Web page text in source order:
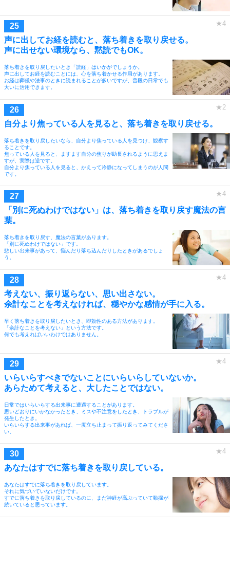
声に出してお経を読むと、落ち着きを取り戻せる。
声に出せない環境なら、黙読でもOK。
落ち着きを取り戻したいとき「読経」はいかがでしょうか。
声に出してお経を読むことには、心を落ち着かせる作用があります。
お経は葬儀や法事のときに読まれることが多いですが、普段の日常でも
大いに活用できます。
自分より焦っている人を見ると、落ち着きを取り戻せる。
落ち着きを取り戻したいなら、自分より焦っている人を見つけ、観察す
ることです。
焦っている人を見ると、ますます自分の焦りが助長されるように思えま
すが、実際は逆です。
自分より焦っている人を見ると、かえって冷静になってしまうのが人間
です。
「別に死ぬわけではない」は、落ち着きを取り戻す魔法の言
葉。
落ち着きを取り戻す、魔法の言葉があります。
「別に死ぬわけではない」です。
悲しい出来事があって、悩んだり落ち込んだりしたときがあるでしょ
う。
考えない、振り返らない、思い出さない。
余計なことを考えなければ、穏やかな感情が手に入る。
早く落ち着きを取り戻したいとき、即効性のある方法があります。
「余計なことを考えない」という方法です。
何でも考えればいいわけではありません。
いらいらすべきでないことにいらいらしていないか。
あらためて考えると、大したことではない。
日常ではいらいらする出来事に遭遇することがあります。
思いどおりにいかなかったとき、ミスや不注意をしたとき、トラブルが
発生したとき。
いらいらする出来事があれば、一度立ち止まって振り返ってみてくださ
い。
あなたはすでに落ち着きを取り戻している。
あなたはすでに落ち着きを取り戻しています。
それに気づいていないだけです。
すでに落ち着きを取り戻しているのに、まだ神経が高ぶっていて動揺が
続いていると思っています。